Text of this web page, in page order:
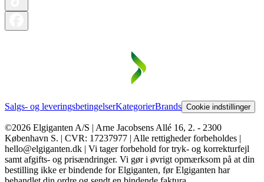
Salgs- og leveringsbetingelserKategorierBrands Cookie indstillinger
©2026 Elgiganten A/S | Arne Jacobsens Allé 16, 2. - 2300
København S. | CVR: 17237977 | Alle rettigheder forbeholdes |
hello@elgiganten.dk | Vi tager forbehold for tryk- og korrekturfejl
samt afgifts- og prisændringer. Vi gør i øvrigt opmærksom på at din
bestilling ikke er bindende for Elgiganten, før Elgiganten har